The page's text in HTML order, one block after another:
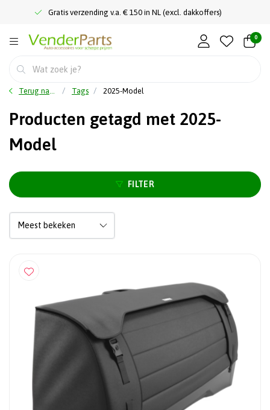
Gratis verzending v.a. € 150 in NL (excl. dakkoffers)
0
Terug naar home Tags 2025-Model
Producten getagd met 2025-
Model
FILTER